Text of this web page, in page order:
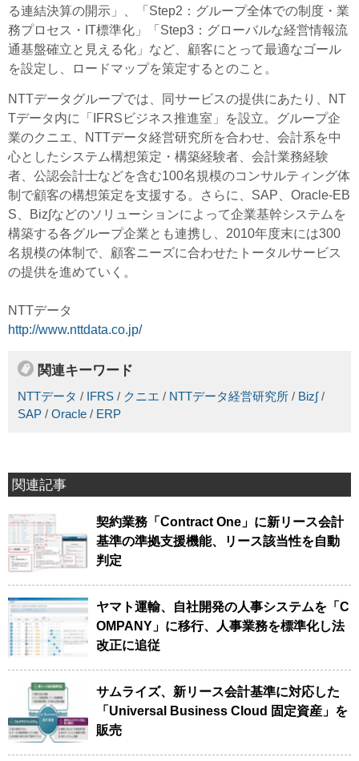
る連結決算の開示」、「Step2：グループ全体での制度・業
務プロセス・IT標準化」「Step3：グローバルな経営情報流
通基盤確立と見える化」など、顧客にとって最適なゴール
を設定し、ロードマップを策定するとのこと。
NTTデータグループでは、同サービスの提供にあたり、NT
Tデータ内に「IFRSビジネス推進室」を設立。グループ企
業のクニエ、NTTデータ経営研究所を合わせ、会計系を中
心としたシステム構想策定・構築経験者、会計業務経験
者、公認会計士などを含む100名規模のコンサルティング体
制で顧客の構想策定を支援する。さらに、SAP、Oracle-EB
S、Biz∫などのソリューションによって企業基幹システムを
構築する各グループ企業とも連携し、2010年度末には300
名規模の体制で、顧客ニーズに合わせたトータルサービス
の提供を進めていく。
NTTデータ
http://www.nttdata.co.jp/
関連キーワード
NTTデータ / IFRS / クニエ / NTTデータ経営研究所 / Biz∫/
SAP / Oracle / ERP
関連記事
契約業務「Contract One」に新リース会計
基準の準拠支援機能、リース該当性を自動
判定
ヤマト運輸、自社開発の人事システムを「C
OMPANY」に移行、人事業務を標準化し法
改正に追従
サムライズ、新リース会計基準に対応した
「Universal Business Cloud 固定資産」を
販売